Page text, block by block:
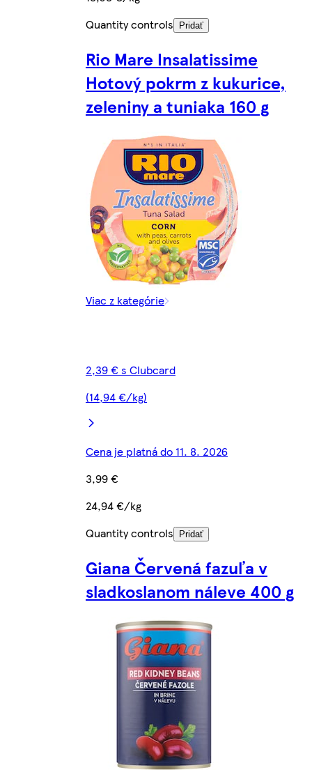
Quantity controls
Pridať
Rio Mare Insalatissime
Hotový pokrm z kukurice,
zeleniny a tuniaka 160 g
Viac z kategórie
2,39 € s Clubcard
(14,94 €/kg)
Cena je platná do 11. 8. 2026
3,99 €
24,94 €/kg
Quantity controls
Pridať
Giana Červená fazuľa v
sladkoslanom náleve 400 g